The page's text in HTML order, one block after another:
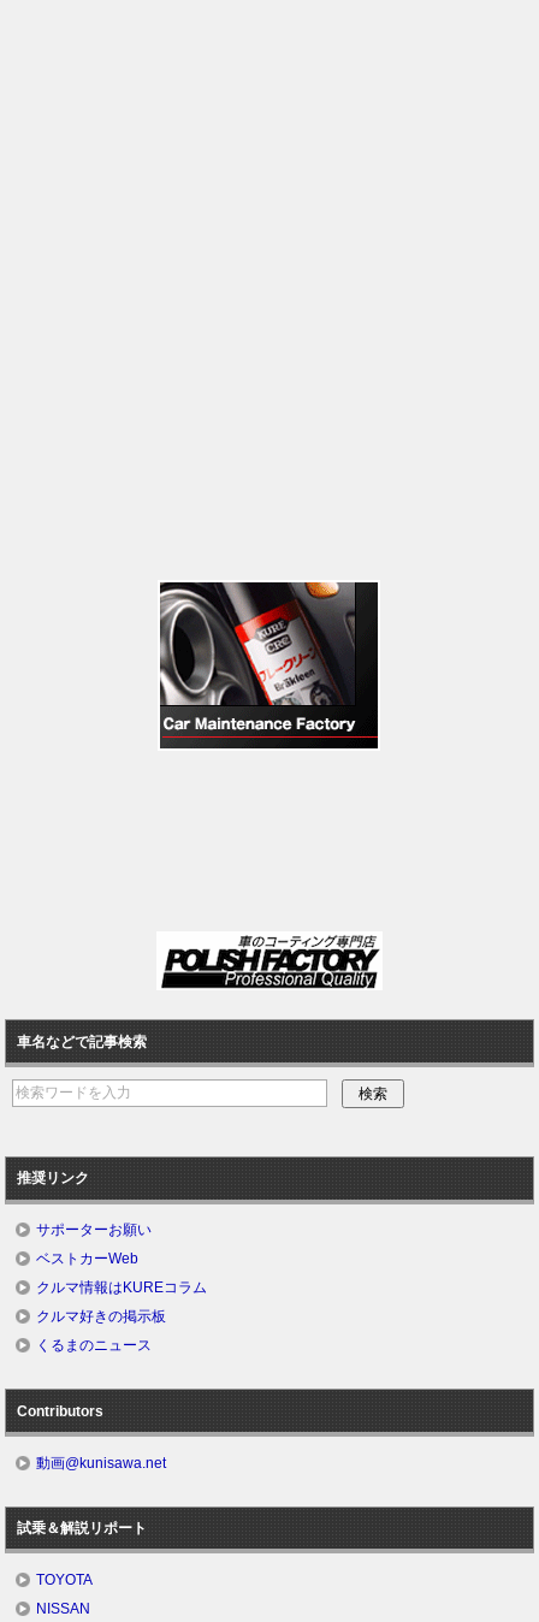
車名などで記事検索
推奨リンク
サポーターお願い
ベストカーWeb
クルマ情報はKUREコラム
クルマ好きの掲示板
くるまのニュース
Contributors
動画@kunisawa.net
試乗＆解説リポート
TOYOTA
NISSAN